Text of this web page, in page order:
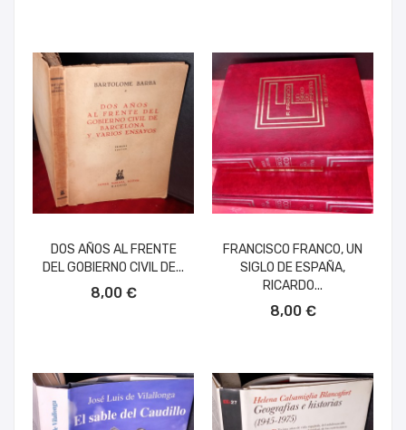
DOS AÑOS AL FRENTE
DEL GOBIERNO CIVIL DE...
8,00 €
FRANCISCO FRANCO, UN
SIGLO DE ESPAÑA,
RICARDO...
8,00 €